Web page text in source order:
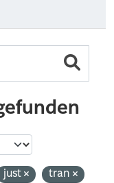
just
tran